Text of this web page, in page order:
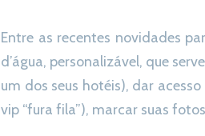
Entre as recentes novidades
d’água, personalizável, que
um dos seus hotéis), dar
vip “fura fila”), marcar suas